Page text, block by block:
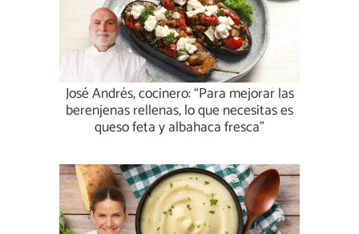
José Andrés, cocinero: “Para mejorar las
berenjenas rellenas, lo que necesitas es
queso feta y albahaca fresca”